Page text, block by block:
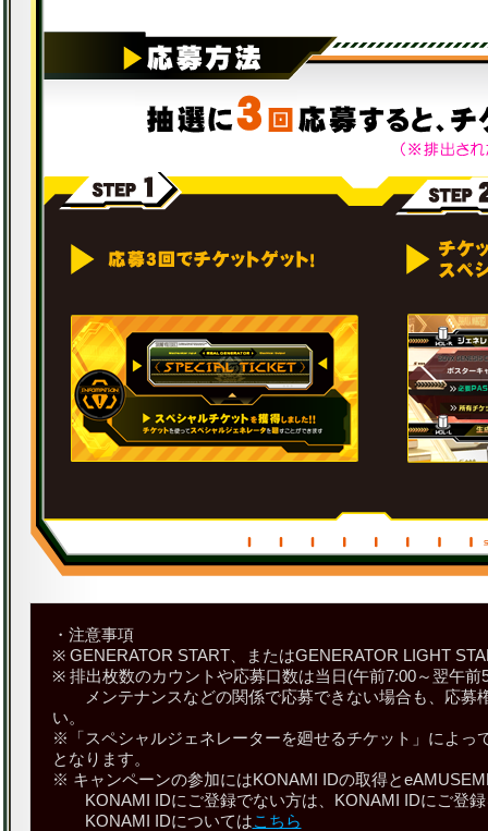
・注意事項
※ GENERATOR START、またはGENERATOR LIGHT
※ 排出枚数のカウントや応募口数は当日(午前7:00～翌午前
メンテナンスなどの関係で応募できない場合も、応募
い。
※「スペシャルジェネレーターを廻せるチケット」によっ
となります。
※ キャンペーンの参加にはKONAMI IDの取得と
KONAMI IDにご登録でない方は、KONAMI IDにご登録
KONAMI IDについてはこちら